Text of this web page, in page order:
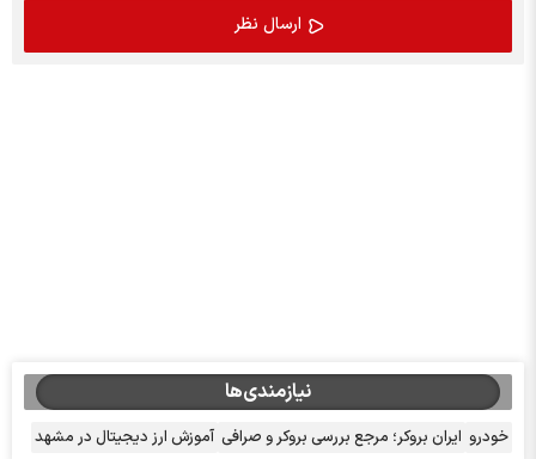
نیازمندی‌ها
خودرو ایران بروکر؛ مرجع بررسی بروکر و صرافی آموزش ارز دیجیتال در مشهد